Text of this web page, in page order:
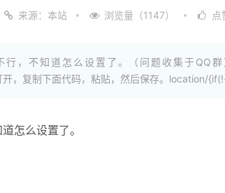
来源：本站 浏览量（1147） 点
行，不知道怎么设置了。（问题收集于
，复制下面代码，粘贴，然后保存。location/
怎么设置了。